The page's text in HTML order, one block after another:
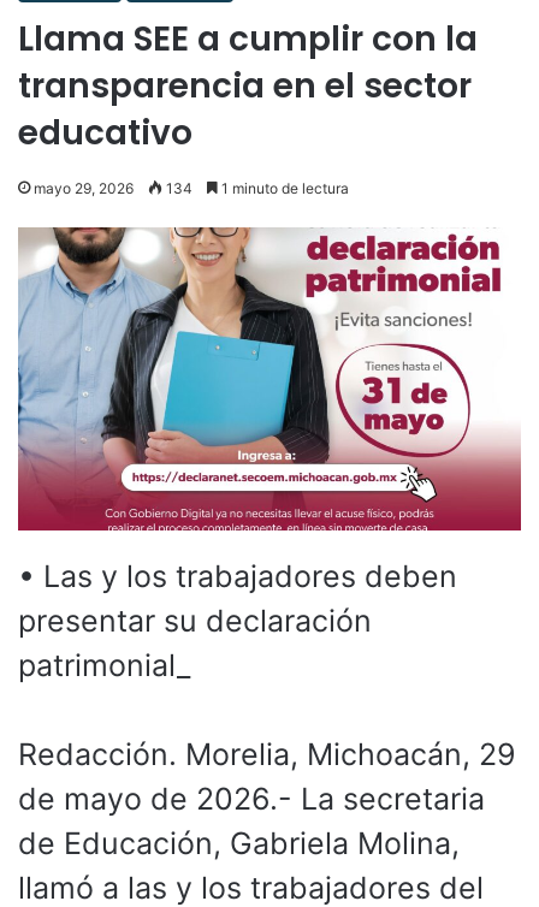
Llama SEE a cumplir con la
transparencia en el sector
educativo
mayo 29, 2026 134 1 minuto de lectura
• Las y los trabajadores deben
presentar su declaración
patrimonial_
Redacción. Morelia, Michoacán, 29
de mayo de 2026.- La secretaria
de Educación, Gabriela Molina,
llamó a las y los trabajadores del